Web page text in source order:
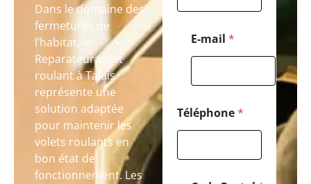
Dans le domaine des
fermetures de
l’habitat, le
Reparateur volet
roulant à Talais
représente une
solution adaptée
pour maintenir les
volets roulants en
bon état de
fonctionnement. Les
E-mail *
Téléphone*